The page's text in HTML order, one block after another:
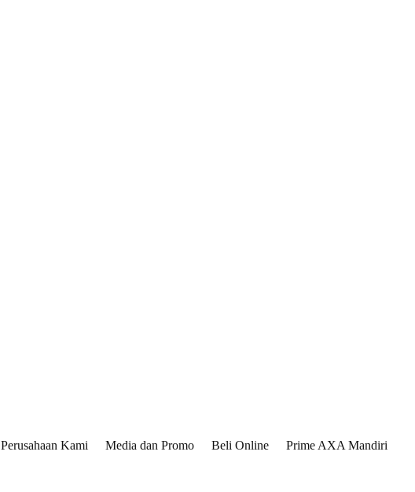
Perusahaan Kami Media dan Promo Beli Online
Prime AXA Mandiri